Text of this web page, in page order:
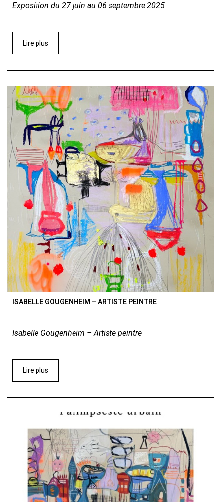
Exposition du 27 juin au 06 septembre 2025
Lire plus
ISABELLE GOUGENHEIM – ARTISTE PEINTRE
Isabelle Gougenheim – Artiste peintre
Lire plus